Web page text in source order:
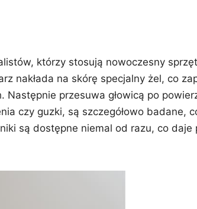
którzy stosują nowoczesny
nakłada na skórę specjalny żel, co
przesuwa głowicą po
czy guzki, są szczegółowo badane,
są dostępne niemal od razu, co